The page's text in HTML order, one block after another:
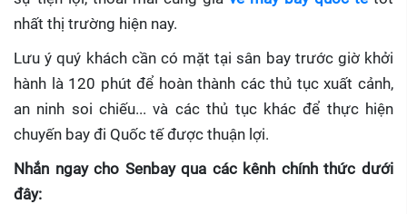
nhất thị trường hiện nay.
Lưu ý quý khách cần có mặt tại sân bay trước giờ khởi
hành là 120 phút để hoàn thành các thủ tục xuất cảnh,
an ninh soi chiếu... và các thủ tục khác để thực hiện
chuyến bay đi Quốc tế được thuận lợi.
Nhắn ngay cho Senbay qua các kênh chính thức dưới
đây: